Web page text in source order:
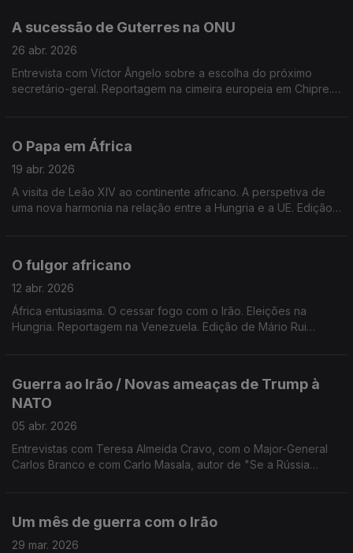
A sucessão de Guterres na ONU
26 abr. 2026
Entrevista com Víctor Ângelo sobre a escolha do próximo
secretário-geral. Reportagem na cimeira europeia em Chipre.
O Papa em África
19 abr. 2026
A visita de Leão XIV ao continente africano. A perspetiva de
uma nova harmonia na relação entre a Hungria e a UE. Edição
O fulgor africano
12 abr. 2026
África entusiasma. O cessar fogo com o Irão. Eleições na
Hungria. Reportagem na Venezuela. Edição de Mário Rui
Guerra ao Irão / Novas ameaças de Trump à
NATO
05 abr. 2026
Entrevistas com Teresa Almeida Cravo, com o Major-General
Carlos Branco e com Carlo Masala, autor de "Se a Rússia
Um mês de guerra com o Irão
29 mar. 2026